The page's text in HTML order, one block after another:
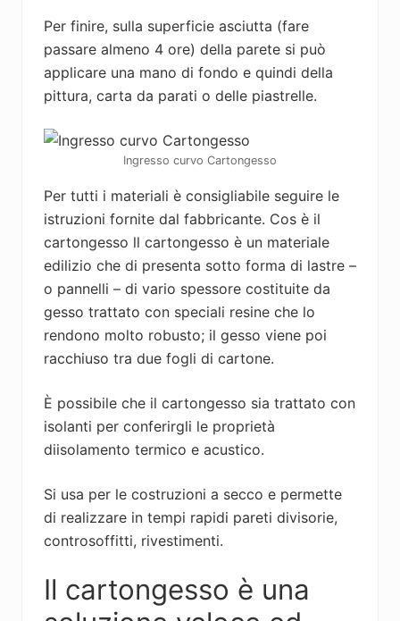
Per finire, sulla superficie asciutta (fare
passare almeno 4 ore) della parete si può
applicare una mano di fondo e quindi della
pittura, carta da parati o delle piastrelle.
Ingresso curvo Cartongesso
Per tutti i materiali è consigliabile seguire le
istruzioni fornite dal fabbricante. Cos è il
cartongesso ll cartongesso è un materiale
edilizio che di presenta sotto forma di lastre –
o pannelli – di vario spessore costituite da
gesso trattato con speciali resine che lo
rendono molto robusto; il gesso viene poi
racchiuso tra due fogli di cartone.
È possibile che il cartongesso sia trattato con
isolanti per conferirgli le proprietà
diisolamento termico e acustico.
Si usa per le costruzioni a secco e permette
di realizzare in tempi rapidi pareti divisorie,
controsoffitti, rivestimenti.
Il cartongesso è una